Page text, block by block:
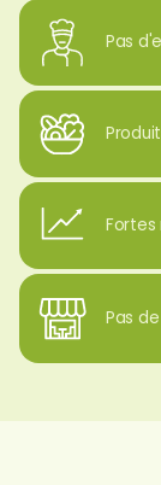
Pas
Fortes
Pas